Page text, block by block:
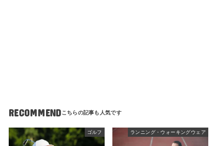
RECOMMEND
ゴルフ ランニング・ウォーキングウェア